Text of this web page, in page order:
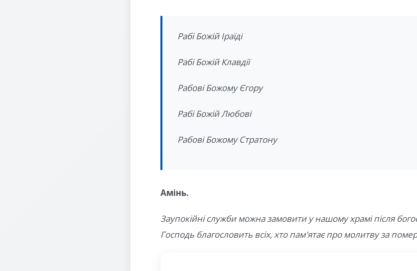
Рабі Божій Іраїді
Рабі Божій Клавдії
Рабові Божому Єгору
Рабі Божій Любові
Рабові Божому Стратону
Амінь.
Заупокійні служби можна замовити у нашому храмі після
Господь благословить всіх, хто пам'ятає про молитву за